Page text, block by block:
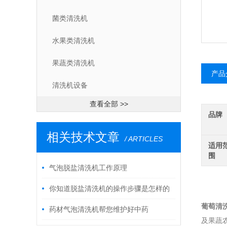
菌类清洗机
水果类清洗机
果蔬类清洗机
清洗机设备
查看全部 >>
相关技术文章 / ARTICLES
气泡脱盐清洗机工作原理
你知道脱盐清洗机的操作步骤是怎样的
吗？药材气泡清洗机帮您维护好中药
产
品牌
适用
围
葡萄清
及果蔬